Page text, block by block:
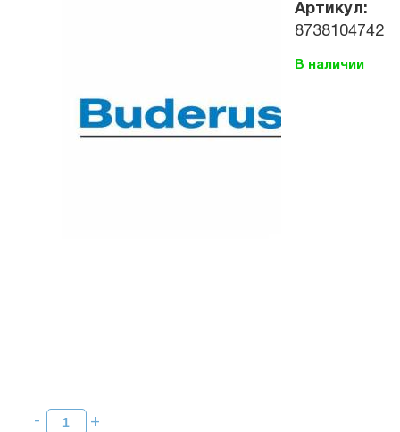
Артикул:
8738104742
В наличии